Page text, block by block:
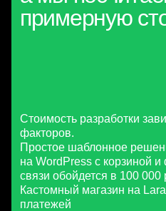
примерную
Стоимость разработки
факторов.
Простое шаблонное
на WordPress с корзиной
связи обойдется в 100 000
Кастомный магазин на
платежей